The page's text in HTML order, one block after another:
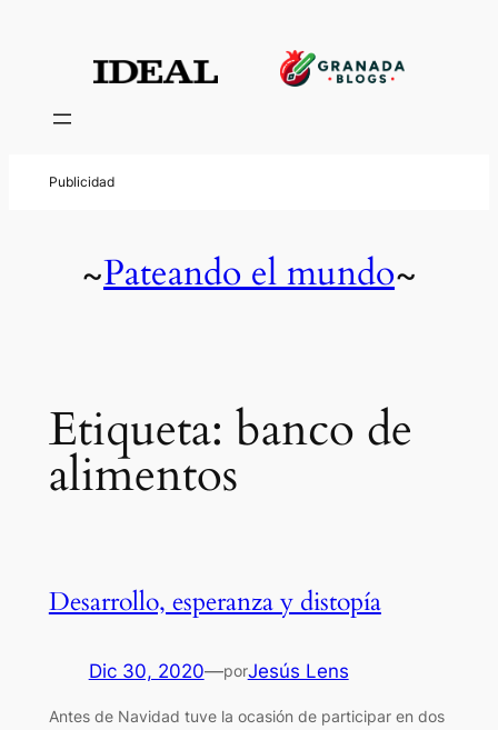
contenido
~Pateando el mundo~
Etiqueta: banco de
alimentos
Desarrollo, esperanza y distopía
Dic 30, 2020—porJesús Lens
Antes de Navidad tuve la ocasión de participar en dos